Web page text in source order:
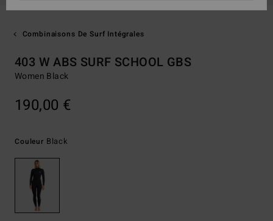
Combinaisons De Surf Intégrales
403 W ABS SURF SCHOOL GBS
Women Black
190,00 €
Couleur Black